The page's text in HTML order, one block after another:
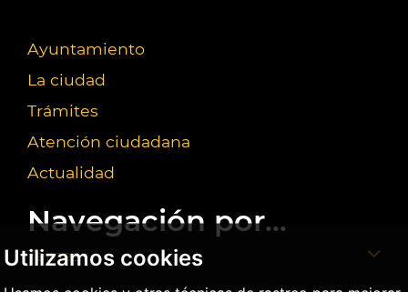
Utilizamos cookies
Ayuntamiento
La ciudad
Trámites
Atención ciudadana
Actualidad
Navegación por...
Temas